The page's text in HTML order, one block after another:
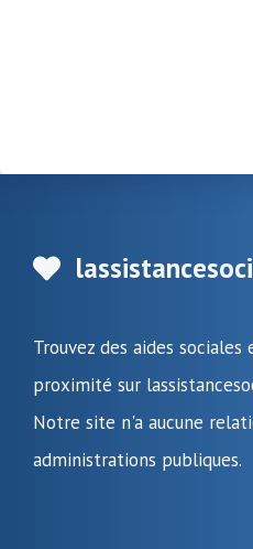
Trouvez des aides
proximité sur
Notre site n'a aucune
administrations publiques.